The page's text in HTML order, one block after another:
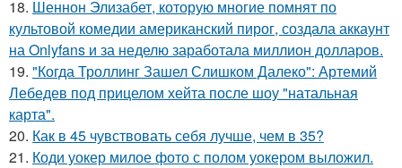
18. Шеннон Элизабет, которую многие помнят по
культовой комедии американский пирог, создала аккаунт
на Onlyfans и за неделю заработала миллион долларов.
19. "Когда Троллинг Зашел Слишком Далеко": Артемий
Лебедев под прицелом хейта после шоу "натальная
карта".
20. Как в 45 чувствовать себя лучше, чем в 35?
21. Коди уокер милое фото с полом уокером выложил.